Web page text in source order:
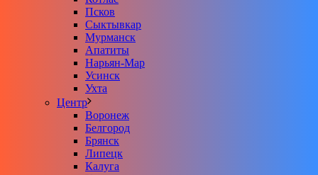
Псков
Сыктывкар
Мурманск
Апатиты
Нарьян-Мар
Усинск
Ухта
Центр
Воронеж
Белгород
Брянск
Липецк
Калуга